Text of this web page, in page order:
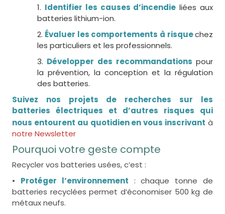
Identifier les causes d’incendie liées aux
batteries lithium-ion.
Évaluer les comportements à risquechez
les particuliers et les professionnels.
Développer des recommandations pour
la prévention, la conception et la régulation
des batteries.
Suivez nos projets de recherches sur les
batteries électriques et d’autres risques qui
nous entourent au quotidien en vous inscrivant à
notre Newsletter
Pourquoi votre geste compte
Recycler vos batteries usées, c’est :
• Protéger l’environnement : chaque tonne de
batteries recyclées permet d’économiser 500 kg de
métaux neufs.